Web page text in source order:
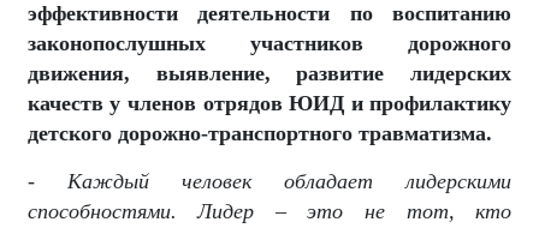
эффективности деятельности по воспитанию
законопослушных участников дорожного
движения, выявление, развитие лидерских
качеств у членов отрядов ЮИД и профилактику
детского дорожно-транспортного травматизма.
- Каждый человек обладает лидерскими
способностями. Лидер – это не тот, кто